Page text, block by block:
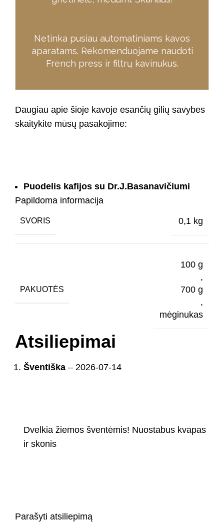
Netinka pusiau automatiniams kavos
aparatams. Rekomenduojame naudoti
French press ir filtrų kavinukus.
Daugiau apie šioje kavoje esančių gilių savybes
skaitykite mūsų pasakojime:
Puodelis kafijos su Dr.J.Basanavičiumi
Papildoma informacija
SVORIS 0,1 kg
PAKUOTĖS
100 g
,
700 g
,
mėginukas
Atsiliepimai
Šventiška – 2026-07-14
Dvelkia žiemos šventėmis! Nuostabus kvapas
ir skonis
Parašyti atsiliepimą